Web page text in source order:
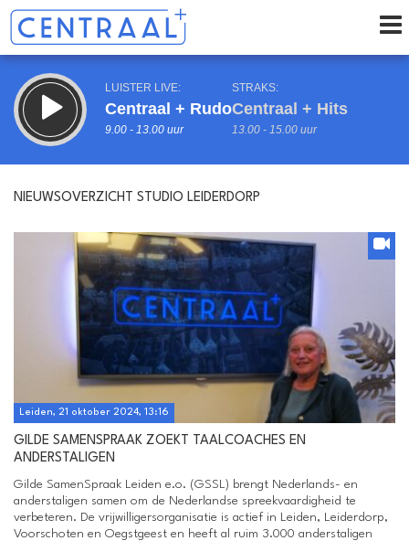
LUISTER LIVE:
Centraal + Rudo
9.00 - 13.00 uur
STRAKS:
Centraal + Hits
13.00 - 15.00 uur
Vorig uur Volgend uur
NIEUWSOVERZICHT STUDIO LEIDERDORP
Leiden, 21 oktober 2024, 13:16
GILDE SAMENSPRAAK ZOEKT TAALCOACHES EN
ANDERSTALIGEN
Gilde SamenSpraak Leiden e.o. (GSSL) brengt Nederlands- en
anderstaligen samen om de Nederlandse spreekvaardigheid te
verbeteren. De vrijwilligersorganisatie is actief in Leiden, Leiderdorp,
Voorschoten en Oegstgeest en heeft al ruim 3.000 anderstaligen